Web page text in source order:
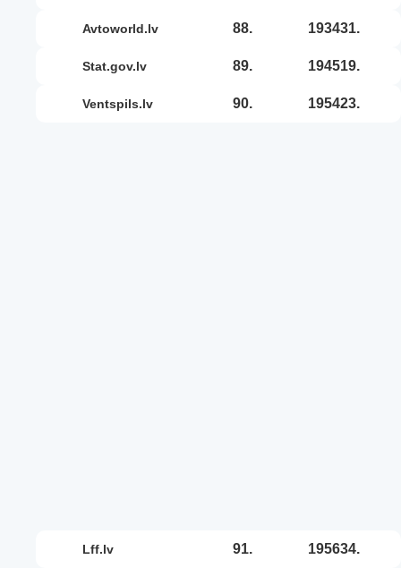
avtoworld.lv 88. 193431.
stat.gov.lv 89. 194519.
ventspils.lv 90. 195423.
lff.lv 91. 195634.